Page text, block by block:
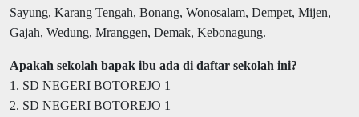
Sayung, Karang Tengah, Bonang, Wonosalam, Dempet, Mijen,
Gajah, Wedung, Mranggen, Demak, Kebonagung.
Apakah sekolah bapak ibu ada di daftar sekolah ini?
1. SD NEGERI BOTOREJO 1
2. SD NEGERI BOTOREJO 1